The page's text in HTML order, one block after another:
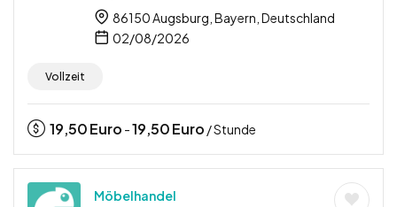
86150 Augsburg, Bayern, Deutschland
02/08/2026
Vollzeit
19,50Euro -19,50Euro / Stunde
Möbelhandel